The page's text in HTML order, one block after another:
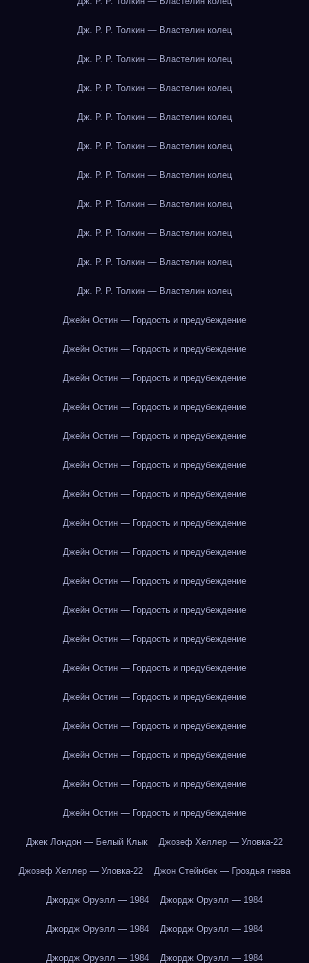
Дж. Р. Р. Толкин — Властелин колец
Дж. Р. Р. Толкин — Властелин колец
Дж. Р. Р. Толкин — Властелин колец
Дж. Р. Р. Толкин — Властелин колец
Дж. Р. Р. Толкин — Властелин колец
Дж. Р. Р. Толкин — Властелин колец
Дж. Р. Р. Толкин — Властелин колец
Дж. Р. Р. Толкин — Властелин колец
Дж. Р. Р. Толкин — Властелин колец
Дж. Р. Р. Толкин — Властелин колец
Джейн Остин — Гордость и предубеждение
Джейн Остин — Гордость и предубеждение
Джейн Остин — Гордость и предубеждение
Джейн Остин — Гордость и предубеждение
Джейн Остин — Гордость и предубеждение
Джейн Остин — Гордость и предубеждение
Джейн Остин — Гордость и предубеждение
Джейн Остин — Гордость и предубеждение
Джейн Остин — Гордость и предубеждение
Джейн Остин — Гордость и предубеждение
Джейн Остин — Гордость и предубеждение
Джейн Остин — Гордость и предубеждение
Джейн Остин — Гордость и предубеждение
Джейн Остин — Гордость и предубеждение
Джейн Остин — Гордость и предубеждение
Джейн Остин — Гордость и предубеждение
Джейн Остин — Гордость и предубеждение
Джейн Остин — Гордость и предубеждение
Джек Лондон — Белый Клык Джозеф Хеллер — Уловка-22
Джозеф Хеллер — Уловка-22 Джон Стейнбек — Гроздья гнева
Джордж Оруэлл — 1984 Джордж Оруэлл — 1984
Джордж Оруэлл — 1984 Джордж Оруэлл — 1984
Джордж Оруэлл — 1984 Джордж Оруэлл — 1984